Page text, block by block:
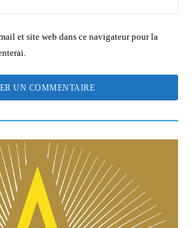
et site web dans ce navigateur pour la